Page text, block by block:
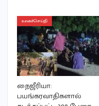
உலகச்செய்தி
நைஜீரியா:
பயங்கரவாதிகளால்